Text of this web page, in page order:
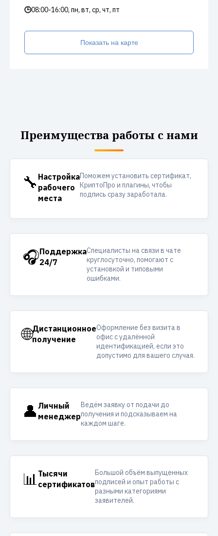
🕒08:00-16:00, пн, вт, ср, чт, пт
Показать на карте
Преимущества работы с нами
🔧 Настройка
рабочего
места
Поможем установить сертификат,
КриптоПро и плагины, чтобы
подпись сразу заработала.
🎧Поддержка
24/7
Специалисты на связи в чате
круглосуточно, помогают с
установкой и типовыми
ошибками.
🌐Дистанционное
получение
Оформление без визита в
офис с удалённой
идентификацией, если это
допустимо для вашего случая.
👤 Личный
менеджер
Ведём заявку от подачи до
получения и подсказываем на
каждом шаге.
📊 Тысячи
сертификатов
Большой объём выпущенных
подписей и опыт работы с
разными категориями
заявителей.